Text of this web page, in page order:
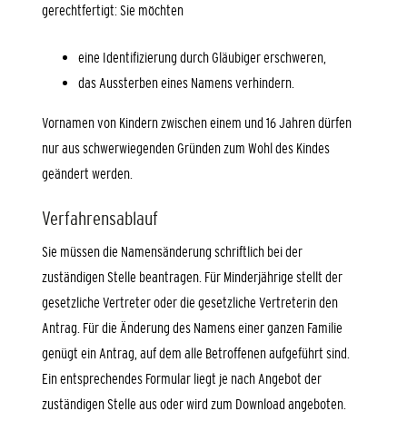
gerechtfertigt: Sie möchten
eine Identifizierung durch Gläubiger erschweren,
das Aussterben eines Namens verhindern.
Vornamen von Kindern zwischen einem und 16 Jahren dürfen
nur aus schwerwiegenden Gründen zum Wohl des Kindes
geändert werden.
Verfahrensablauf
Sie müssen die Namensänderung schriftlich bei der
zuständigen Stelle beantragen. Für Minderjährige stellt der
gesetzliche Vertreter oder die gesetzliche Vertreterin den
Antrag. Für die Änderung des Namens einer ganzen Familie
genügt ein Antrag, auf dem alle Betroffenen aufgeführt sind.
Ein entsprechendes Formular liegt je nach Angebot der
zuständigen Stelle aus oder wird zum Download angeboten.